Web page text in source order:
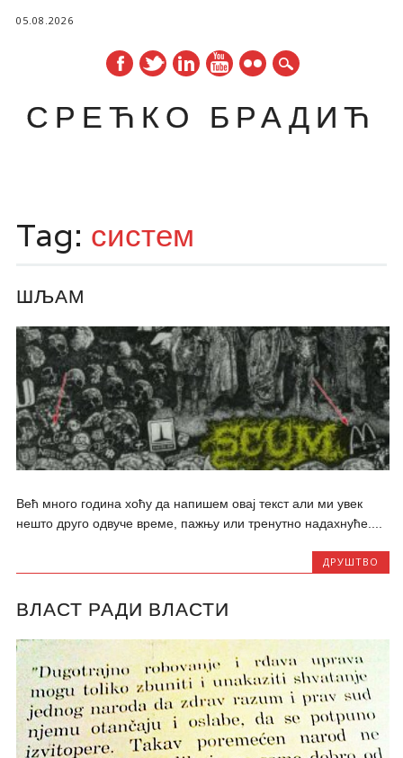
05.08.2026
СРЕЋКО БРАДИЋ
content
Tag: систем
ШЉАМ
Већ много година хоћу да напишем овај текст али ми увек
нешто друго одвуче време, пажњу или тренутно надахнуће....
ДРУШТВО
ВЛАСТ РАДИ ВЛАСТИ